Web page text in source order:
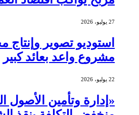
27 يوليو، 2026
استوديو تصوير
مشروع واعد بعائد كبير
22 يوليو، 2026
«إدارة وتأمين الأصول